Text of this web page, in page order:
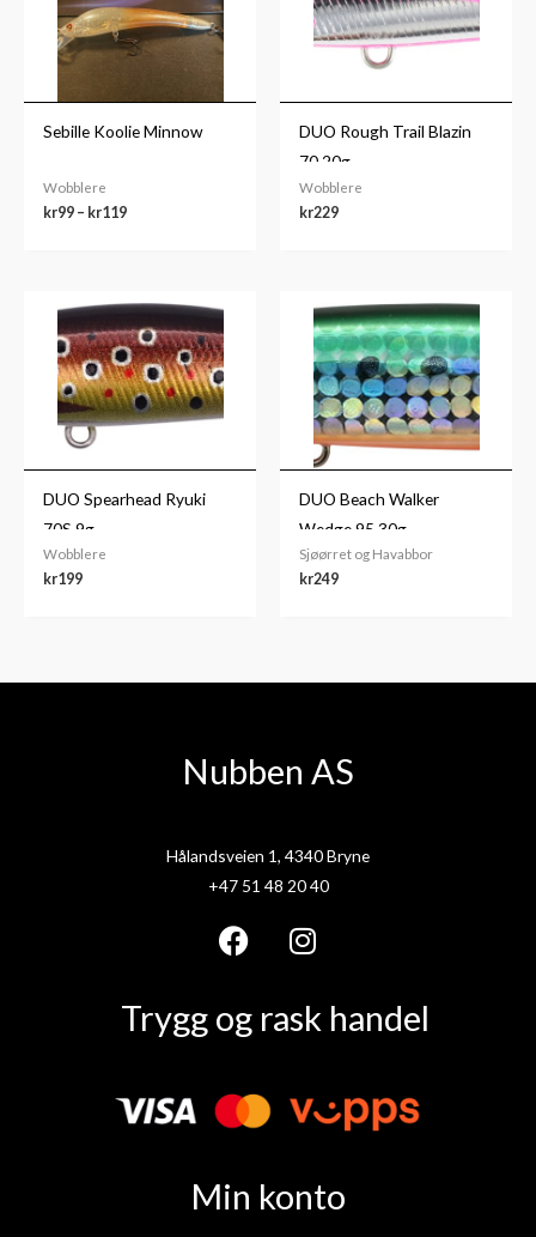
Sebille Koolie Minnow
Wobblere
kr99 – kr119
DUO Rough Trail Blazin
70 20g
Wobblere
kr229
DUO Spearhead Ryuki
70S 9g
Wobblere
kr199
DUO Beach Walker
Wedge 95 30g
Sjøørret og Havabbor
kr249
Nubben AS
Hålandsveien 1, 4340 Bryne
+47 51 48 20 40
F
c
b
o
I
s
g
m
Trygg og rask handel
Min konto